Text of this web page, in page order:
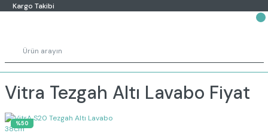
Kargo Takibi
Vitra Tezgah Altı Lavabo Fiyat
%50